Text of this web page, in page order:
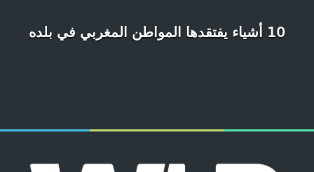
10 أشياء يفتقدها المواطن المغربي في بلده